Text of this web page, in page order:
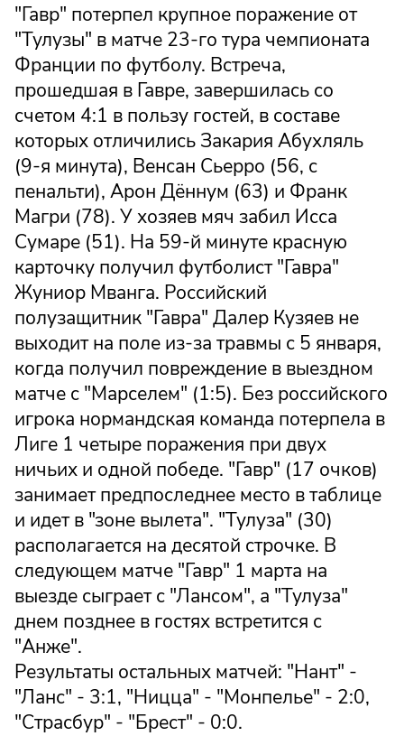
"Гавр" потерпел крупное поражение от
"Тулузы" в матче 23-го тура чемпионата
Франции по футболу. Встреча,
прошедшая в Гавре, завершилась со
счетом 4:1 в пользу гостей, в составе
которых отличились Закария Абухляль
(9-я минута), Венсан Сьерро (56, с
пенальти), Арон Дённум (63) и Франк
Магри (78). У хозяев мяч забил Исса
Сумаре (51). На 59-й минуте красную
карточку получил футболист "Гавра"
Жуниор Мванга. Российский
полузащитник "Гавра" Далер Кузяев не
выходит на поле из-за травмы с 5 января,
когда получил повреждение в выездном
матче с "Марселем" (1:5). Без российского
игрока нормандская команда потерпела в
Лиге 1 четыре поражения при двух
ничьих и одной победе. "Гавр" (17 очков)
занимает предпоследнее место в таблице
и идет в "зоне вылета". "Тулуза" (30)
располагается на десятой строчке. В
следующем матче "Гавр" 1 марта на
выезде сыграет с "Лансом", а "Тулуза"
днем позднее в гостях встретится с
"Анже".
Результаты остальных матчей: "Нант" -
"Ланс" - 3:1, "Ницца" - "Монпелье" - 2:0,
"Страсбур" - "Брест" - 0:0.